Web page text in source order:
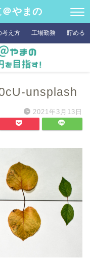
やまの
考え方 工場勤務 貯める
unsplash
2021年3月13日